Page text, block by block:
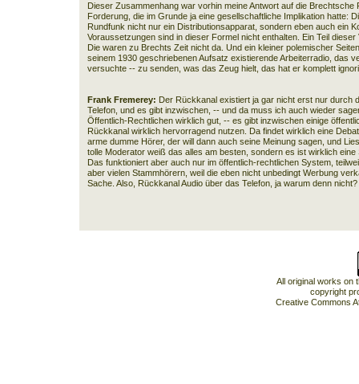
Dieser Zusammenhang war vorhin meine Antwort auf die Brechtsche
Forderung, die im Grunde ja eine gesellschaftliche Implikation hatte:
Rundfunk nicht nur ein Distributionsapparat, sondern eben auch ein
Voraussetzungen sind in dieser Formel nicht enthalten. Ein Teil
Die waren zu Brechts Zeit nicht da. Und ein kleiner polemischer
seinem 1930 geschriebenen Aufsatz existierende Arbeiterradio, das
versuchte -- zu senden, was das Zeug hielt, das hat er komplett
Frank Fremerey: Der Rückkanal existiert ja gar nicht erst nur durch
Telefon, und es gibt inzwischen, -- und da muss ich auch wieder
Öffentlich-Rechtlichen wirklich gut, -- es gibt inzwischen einige
Rückkanal wirklich hervorragend nutzen. Da findet wirklich eine
arme dumme Hörer, der will dann auch seine Meinung sagen, und
tolle Moderator weiß das alles am besten, sondern es ist wirklich
Das funktioniert aber auch nur im öffentlich-rechtlichen System,
aber vielen Stammhörern, weil die eben nicht unbedingt Werbung
Sache. Also, Rückkanal Audio über das Telefon, ja warum denn nicht?
All original works on
copyright
Creative Commons